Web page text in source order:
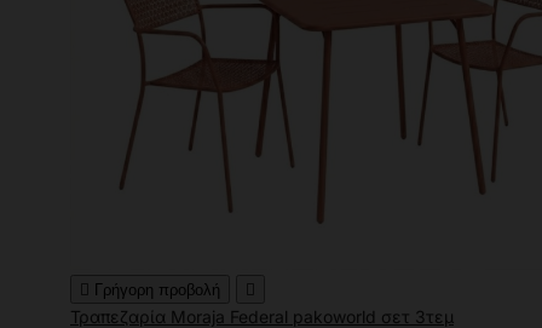
 Γρήγορη προβολή 
Τραπεζαρία Moraja Federal pakoworld σετ 3τεμ